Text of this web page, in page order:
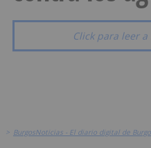
Click para leer
> BurgosNoticias - El diario digital de